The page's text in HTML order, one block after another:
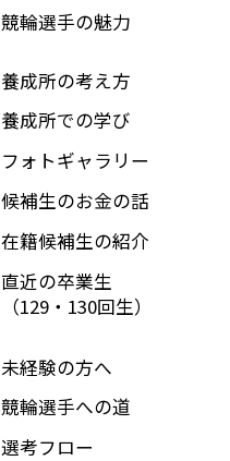
競輪選手の魅力
養成所の考え方
養成所での学び
フォトギャラリー
候補生のお金の話
在籍候補生の紹介
直近の卒業生
（129・130回生）
未経験の方へ
競輪選手への道
選考フロー